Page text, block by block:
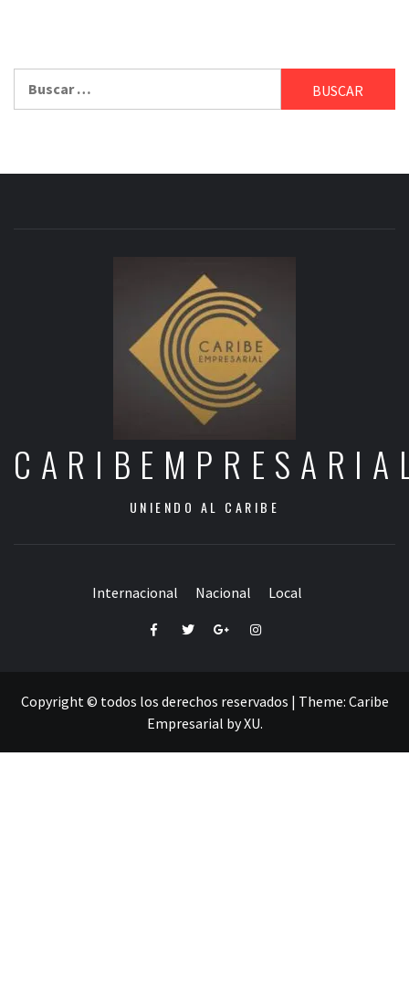
UNIENDO AL CARIBE
Internacional Nacional Local
FacebookTwitterGoogle+Instagram
Copyright © todos los derechos reservados | Theme: Caribe
Empresarial byXU.